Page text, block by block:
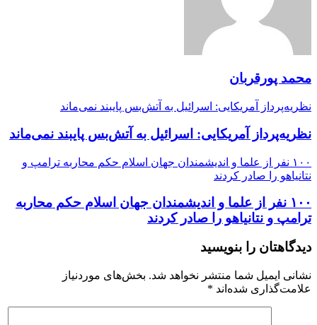
محمد پورقربان
نظریه‌پرداز آمریکایی: اسرائیل به آتش‌بس پایبند نمی‌ماند
نظریه‌پرداز آمریکایی: اسرائیل به آتش‌بس پایبند نمی‌ماند
۱۰۰ نفر از علما و اندیشمندان جهان اسلام حکم محاربه ترامپ و
نتانیاهو را صادر کردند
۱۰۰ نفر از علما و اندیشمندان جهان اسلام حکم محاربه
ترامپ و نتانیاهو را صادر کردند
دیدگاهتان را بنویسید
نشانی ایمیل شما منتشر نخواهد شد. بخش‌های موردنیاز
علامت‌گذاری شده‌اند *